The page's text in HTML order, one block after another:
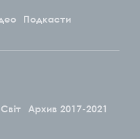
Подкасти
Світ Архив 2017-2021